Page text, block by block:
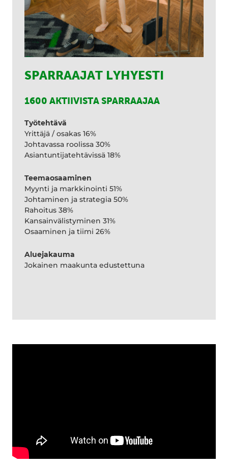
SPARRAAJAT LYHYESTI
1600 AKTIIVISTA SPARRAAJAA
Työtehtävä
Yrittäjä / osakas 16%
Johtavassa roolissa 30%
Asiantuntijatehtävissä 18%
Teemaosaaminen
Myynti ja markkinointi 51%
Johtaminen ja strategia 50%
Rahoitus 38%
Kansainvälistyminen 31%
Osaaminen ja tiimi 26%
Aluejakauma
Jokainen maakunta edustettuna